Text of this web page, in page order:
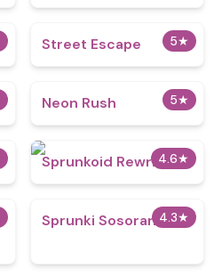
5★
Street Escape
5★
Neon Rush
4.6★
Sprunkoid Rewritten
4.3★
Sprunki Sosoranki